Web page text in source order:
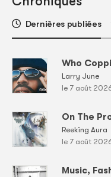
Dernières publiées
Who
Larry June
le 7 août
On The
Reeking Aura
le 7 août
Music,